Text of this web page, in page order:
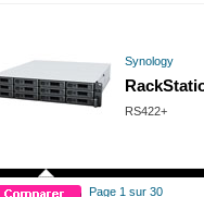
Synology
RS422+
Page 1 sur 30